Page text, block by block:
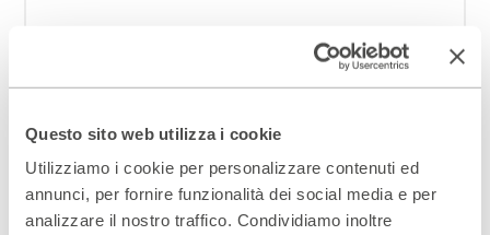
Questo sito web utilizza i cookie
Utilizziamo i cookie per personalizzare contenuti ed
annunci, per fornire funzionalità dei social media e per
analizzare il nostro traffico. Condividiamo inoltre
(1971) è poetessa e musicista. Si occupa
di progetti in ambito culturale e scolastico.La scomparsa
suo primo libro di versi, pubblicato nel 1999 con una
conversazione
(ed. Marietti). Sue poesie sono apparse nelle
antologieI poeti di vent’anni a cura di Mario Santagostini e
Maurizio Cucchi (ed. La Stampa, 2000),Melodie della terra.
Novecento e natura
, a cura di Plinio Perilli (ed. Crocetti,
1998) e nelle rivistePoesia, Intersezioni(ed. Il Mulino) e
PantaEditoriaa cura di Elisabetta Sgarbi e Laura Lepri. Ha